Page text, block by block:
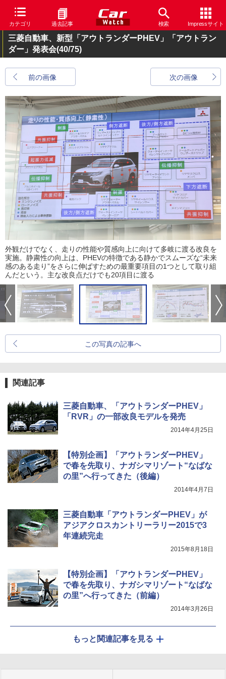
カテゴリ 過去記事 検索 Impressサイト
三菱自動車、新型「アウトランダーPHEV」「アウトラン
ダー」発表会(40/75)
前の画像 次の画像
外観だけでなく、走りの性能や質感向上に向けて多岐に渡る改良を
実施。静粛性の向上は、PHEVの特徴である静かでスムーズな“未来
感のある走り”をさらに伸ばすための最重要項目の1つとして取り組
んだという。主な改良点だけでも20項目に渡る
この写真の記事へ
関連記事
三菱自動車、「アウトランダーPHEV」
「RVR」の一部改良モデルを発売
2014年4月25日
【特別企画】「アウトランダーPHEV」
で春を先取り、ナガシマリゾート“なばな
の里”へ行ってきた（後編）
2014年4月7日
三菱自動車「アウトランダーPHEV」が
アジアクロスカントリーラリー2015で3
年連続完走
2015年8月18日
【特別企画】「アウトランダーPHEV」
で春を先取り、ナガシマリゾート“なばな
の里”へ行ってきた（前編）
2014年3月26日
もっと関連記事を見る